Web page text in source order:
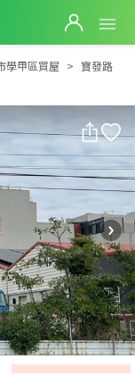
寶發路建地
學甲區買屋
寶發路